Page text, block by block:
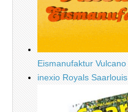
Eismanufaktur Vulcano
inexio Royals Saarlouis